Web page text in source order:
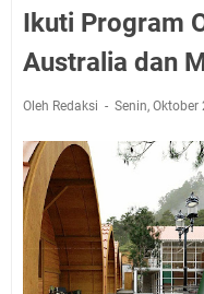
Ikuti Program
Australia dan
Oleh Redaksi Senin, Oktober